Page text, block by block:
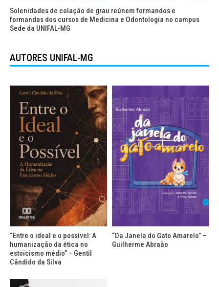
Solenidades de colação de grau reúnem formandos e
formandas dos cursos de Medicina e Odontologia no campus
Sede da UNIFAL-MG
AUTORES UNIFAL-MG
“Entre o ideal e o possível: A
humanização da ética no
estoicismo médio” – Gentil
Cândido da Silva
“Da Janela do Gato Amarelo” –
Guilherme Abraão